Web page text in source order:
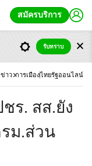
สมัครบริการ
ข่าว การเมืองไทยรัฐออนไลน์
ร. สส.ยัง
ม.ส่วน
รับทราบ